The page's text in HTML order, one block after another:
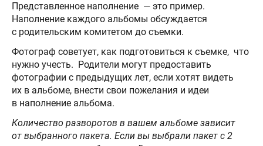
Представленное наполнение — это пример.
Наполнение каждого альбомы обсуждается
с родительским комитетом до съемки.
Фотограф советует, как подготовиться к съемке, что
нужно учесть. Родители могут предоставить
фотографии с предыдущих лет, если хотят видеть
их в альбоме, внести свои пожелания и идеи
в наполнение альбома.
Количество разворотов в вашем альбоме зависит
от выбранного пакета. Если вы выбрали пакет с 2